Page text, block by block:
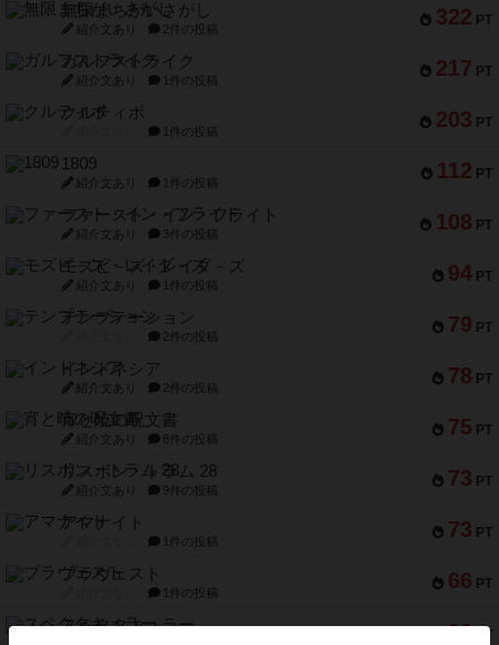
322 PT
無限まちがいさがし
紹介文あり 2件の投稿
217 PT
ガルフストライク
紹介文あり 1件の投稿
203 PT
クルティボ
1件の投稿
112 PT
1809
紹介文あり 1件の投稿
108 PT
ファースト・イン・フライト
紹介文あり 3件の投稿
94 PT
モズビ－ズ・レイダ－ズ
紹介文あり 1件の投稿
79 PT
テンプテーション
2件の投稿
78 PT
インドネシア
紹介文あり 2件の投稿
75 PT
宵と暁の呪文書
紹介文あり 8件の投稿
73 PT
リスボン・トラム 28
紹介文あり 9件の投稿
73 PT
アマナイト
1件の投稿
66 PT
ブラヴェスト
1件の投稿
60 PT
スペクタキュラー